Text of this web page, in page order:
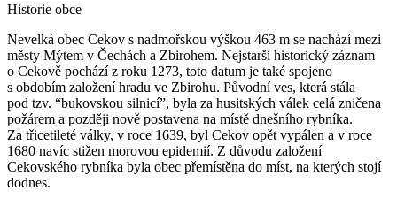
Historie obce
Nevelká obec Cekov s nadmořskou výškou 463 m se nachází mezi
městy Mýtem v Čechách a Zbirohem. Nejstarší historický záznam
o Cekově pochází z roku 1273, toto datum je také spojeno
s obdobím založení hradu ve Zbirohu. Původní ves, která stála
pod tzv. “bukovskou silnicí”, byla za husitských válek celá zničena
požárem a později nově postavena na místě dnešního rybníka.
Za třicetileté války, v roce 1639, byl Cekov opět vypálen a v roce
1680 navíc stižen morovou epidemií. Z důvodu založení
Cekovského rybníka byla obec přemístěna do míst, na kterých stojí
dodnes.